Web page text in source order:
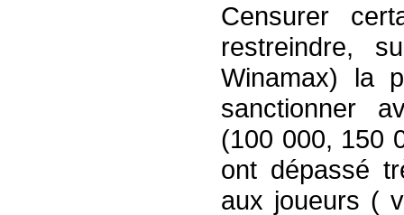
Censurer
restreindre,
Winamax) la
sanctionner
(100 000, 150
ont dépassé
aux joueurs (